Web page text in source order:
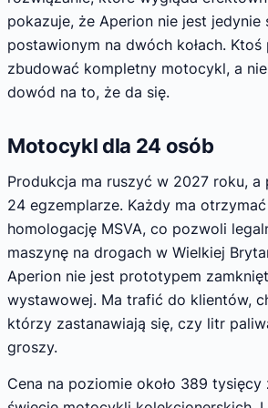
pokazuje, że Aperion nie jest jedynie
postawionym na dwóch kołach. Ktoś
zbudować kompletny motocykl, a
dowód na to, że da się.
Motocykl dla 24 osób
Produkcja ma ruszyć w 2027 roku,
24 egzemplarze. Każdy ma
homologację MSVA, co pozwoli
maszynę na drogach w Wielkiej
Aperion nie jest prototypem
wystawowej. Ma trafić do klientów,
którzy zastanawiają się, czy litr
groszy.
Cena na poziomie około 389 tysięcy